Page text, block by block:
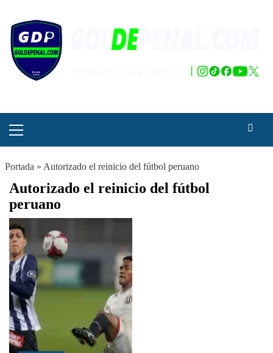
contenido
principal
Portada » Autorizado el reinicio del fútbol peruano
Autorizado el reinicio del fútbol
peruano